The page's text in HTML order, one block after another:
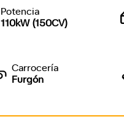
Potencia
110kW (150CV)
Carrocería
Furgón